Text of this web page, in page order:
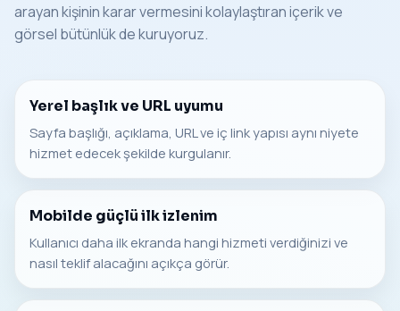
arayan kişinin karar vermesini kolaylaştıran içerik ve
görsel bütünlük de kuruyoruz.
Yerel başlık ve URL uyumu
Sayfa başlığı, açıklama, URL ve iç link yapısı aynı niyete
hizmet edecek şekilde kurgulanır.
Mobilde güçlü ilk izlenim
Kullanıcı daha ilk ekranda hangi hizmeti verdiğinizi ve
nasıl teklif alacağını açıkça görür.